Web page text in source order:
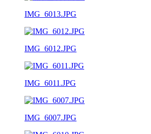
IMG_6013.JPG
IMG_6012.JPG
IMG_6011.JPG
IMG_6007.JPG